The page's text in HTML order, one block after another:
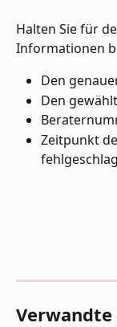
Halten Sie für
Informationen
Den
Den
Zeitpunkt